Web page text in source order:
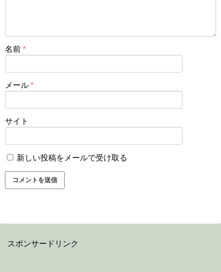
名前 *
メール *
サイト
新しい投稿をメールで受け取る
スポンサードリンク